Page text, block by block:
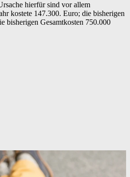
hierfür sind vor allem
kostete 147.300. Euro; die bisherigen
bisherigen Gesamtkosten 750.000